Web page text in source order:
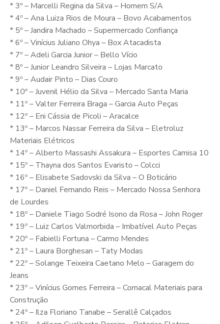
* 3º – Marcelli Regina da Silva – Homem S/A
* 4º – Ana Luiza Rios de Moura – Bovo Acabamentos
* 5º – Jandira Machado – Supermercado Confiança
* 6º – Vinícius Juliano Ohya – Box Atacadista
* 7º – Adeli Garcia Junior – Bello Vício
* 8º – Junior Leandro Silveira – Lojas Marcato
* 9º – Audair Pinto – Dias Couro
* 10º – Juvenil Hélio da Silva – Mercado Santa Maria
* 11º – Valter Ferreira Braga – Garcia Auto Peças
* 12º – Eni Cássia de Picoli – Aracalce
* 13º – Marcos Nassar Ferreira da Silva – Eletroluz
Materiais Elétricos
* 14º – Alberto Massashi Assakura – Esportes Camisa 10
* 15º – Thayna dos Santos Evaristo – Colcci
* 16º – Elisabete Sadovski da Silva – O Boticário
* 17º – Daniel Fernando Reis – Mercado Nossa Senhora
de Lourdes
* 18º – Daniele Tiago Sodré Isono da Rosa – John Roger
* 19º – Luiz Carlos Valmorbida – Imbatível Auto Peças
* 20º – Fabielli Fortuna – Carmo Mendes
* 21º – Laura Borghesan – Taty Modas
* 22º – Solange Teixeira Caetano Melo – Garagem do
Jeans
* 23º – Vinícius Gomes Ferreira – Comacal Materiais para
Construção
* 24º – Ilza Floriano Tanabe – Serallê Calçados